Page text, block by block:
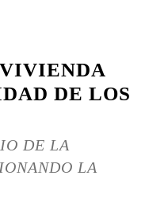
DE LOS
DE LA
LA